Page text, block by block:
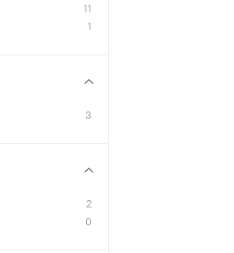
11
1
3
2
0